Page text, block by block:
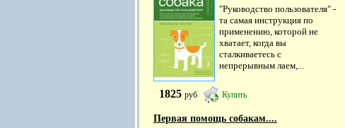
"Руководство пользователя" -
та самая инструкция по
применению, которой не
хватает, когда вы
сталкиваетесь с
непрерывным лаем,...
1825 руб Купить
Первая помощь собакам....